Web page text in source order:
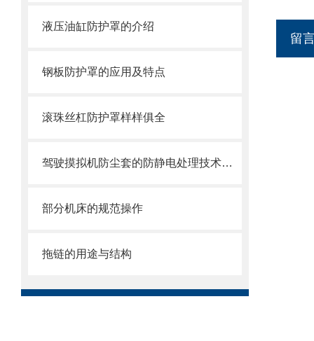
液压油缸防护罩的介绍
钢板防护罩的应用及特点
滚珠丝杠防护罩样样俱全
驾驶摸拟机防尘套的防静电处理技术及其重要性
部分机床的规范操作
拖链的用途与结构
留